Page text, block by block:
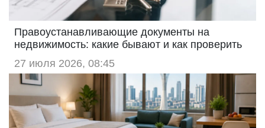
Правоустанавливающие документы на
недвижимость: какие бывают и как проверить
27 июля 2026, 08:45